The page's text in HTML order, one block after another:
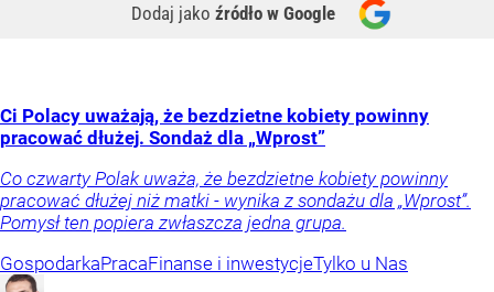
Dodaj jako źródło w Google
Ci Polacy uważają, że bezdzietne kobiety powinny
pracować dłużej. Sondaż dla „Wprost”
Co czwarty Polak uważa, że bezdzietne kobiety powinny
pracować dłużej niż matki - wynika z sondażu dla „Wprost”.
Pomysł ten popiera zwłaszcza jedna grupa.
GospodarkaPracaFinanse i inwestycjeTylko u Nas